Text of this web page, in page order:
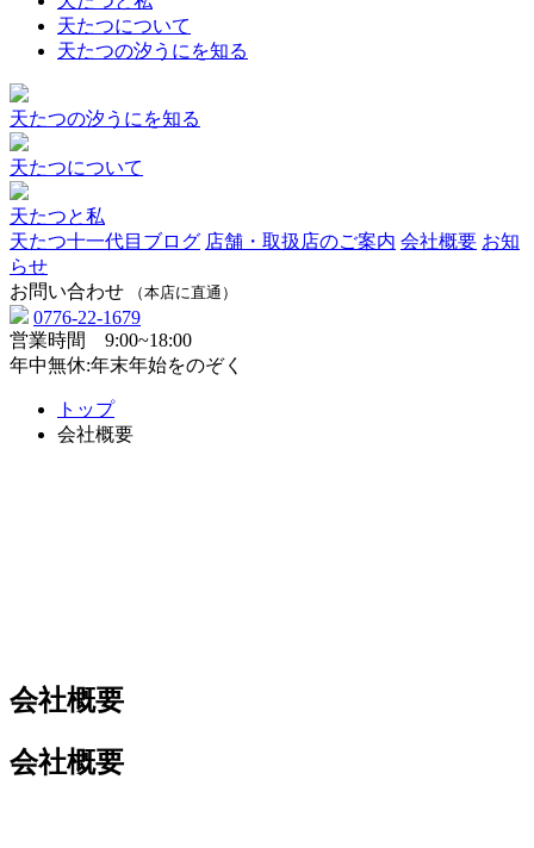
天たつについて
天たつの汐うにを知る
天たつの汐うにを知る
天たつについて
天たつと私
天たつ十一代目ブログ 店舗・取扱店のご案内 会社概要 お知
らせ
お問い合わせ
（本店に直通）
0776-22-1679
営業時間 9:00~18:00
年中無休:年末年始をのぞく
トップ
会社概要
会社概要
会社概要